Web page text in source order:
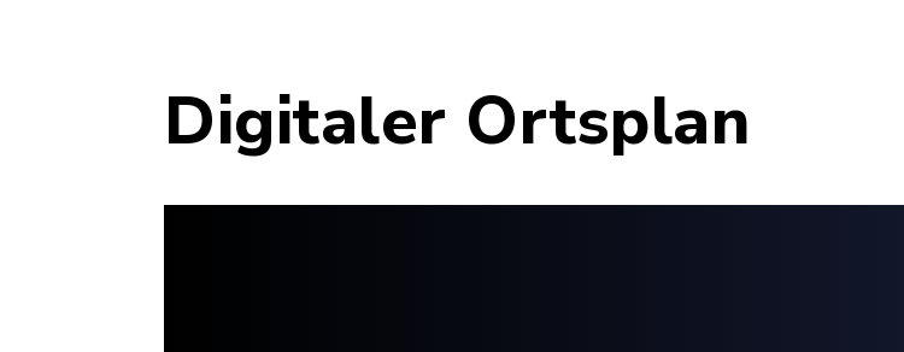
Digitaler Ortsplan